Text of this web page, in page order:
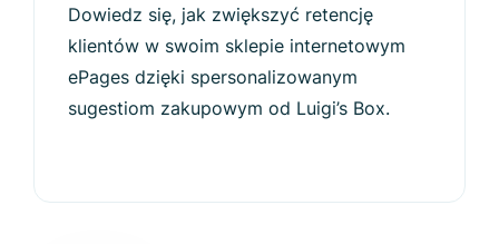
Dowiedz się, jak zwiększyć retencję
klientów w swoim sklepie internetowym
ePages dzięki spersonalizowanym
sugestiom zakupowym od Luigi’s Box.